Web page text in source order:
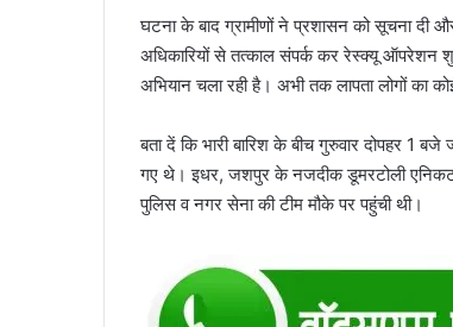
घटना के बाद ग्रामीणों ने प्रशासन को सूचना दी
अधिकारियों से तत्काल संपर्क कर रेस्क्यू ऑपरेशन
अभियान चला रही है। अभी तक लापता लोगों का
बता दें कि भारी बारिश के बीच गुरुवार दोपहर 1
गए थे। इधर, जशपुर के नजदीक डूमरटोली
पुलिस व नगर सेना की टीम मौके पर पहुंची थी।